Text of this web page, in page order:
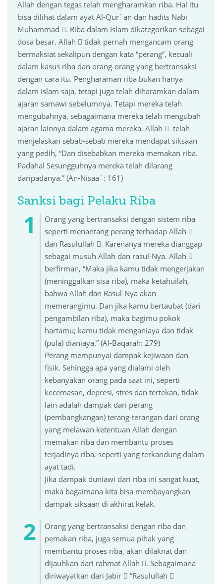
Allah dengan tegas telah mengharamkan riba. Hal itu
bisa dilihat dalam ayat Al-Qur`an dan hadits Nabi
Muhammad . Riba dalam Islam dikategorikan sebagai
dosa besar. Allah  tidak pernah mengancam orang
bermaksiat sekalipun dengan kata “perang”, kecuali
dalam kasus riba dan orang-orang yang bertransaksi
dengan cara itu. Pengharaman riba bukan hanya
dalam Islam saja, tetapi juga telah diharamkan dalam
ajaran samawi sebelumnya. Tetapi mereka telah
mengubahnya, sebagaimana mereka telah mengubah
ajaran lainnya dalam agama mereka. Allah  telah
menjelaskan sebab-sebab mereka mendapat siksaan
yang pedih, “Dan disebabkan mereka memakan riba.
Padahal Sesungguhnya mereka telah dilarang
daripadanya.” (An-Nisaa`: 161)
Sanksi bagi Pelaku Riba
Orang yang bertransaksi dengan sistem riba
seperti menantang perang terhadap Allah 
dan Rasulullah . Karenanya mereka dianggap
sebagai musuh Allah dan rasul-Nya. Allah 
berfirman, “Maka jika kamu tidak mengerjakan
(meninggalkan sisa riba), maka ketahuilah,
bahwa Allah dan Rasul-Nya akan
memerangimu. Dan jika kamu bertaubat (dari
pengambilan riba), maka bagimu pokok
hartamu; kamu tidak menganiaya dan tidak
(pula) dianiaya.” (Al-Baqarah: 279)
Perang mempunyai dampak kejiwaan dan
fisik. Sehingga apa yang dialami oleh
kebanyakan orang pada saat ini, seperti
kecemasan, depresi, stres dan tertekan, tidak
lain adalah dampak dari perang
(pembangkangan) terang-terangan dari orang
yang melawan ketentuan Allah dengan
memakan riba dan membantu proses
terjadinya riba, seperti yang terkandung dalam
ayat tadi.
Jika dampak duniawi dari riba ini sangat kuat,
maka bagaimana kita bisa membayangkan
dampak siksaan di akhirat kelak.
Orang yang bertransaksi dengan riba dan
pemakan riba, juga semua pihak yang
membantu proses riba, akan dilaknat dan
dijauhkan dari rahmat Allah . Sebagaimana
diriwayatkan dari Jabir  “Rasulullah 